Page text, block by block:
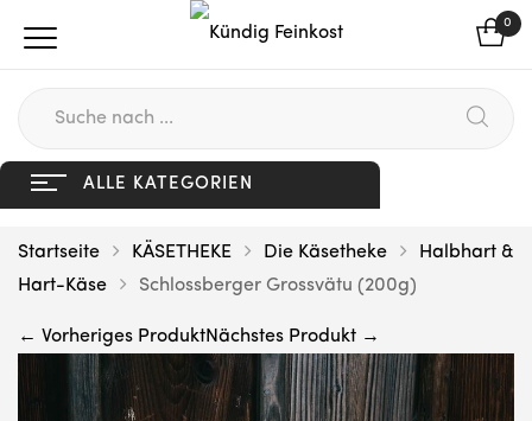
0
ALLE KATEGORIEN
Startseite KÄSETHEKE Die Käsetheke
Halbhart &
Hart-Käse
Schlossberger Grossvätu (200g)
← Vorheriges ProduktNächstes Produkt →